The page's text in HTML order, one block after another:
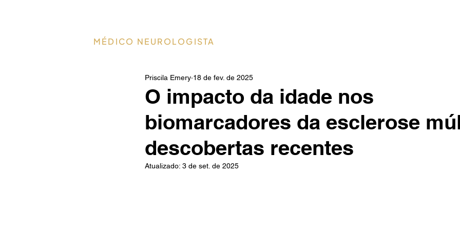
MÉDICO NEUROLOGISTA
O impacto da idade nos
biomarcadores da esclerose
descobertas recentes
Priscila Emery 18 de fev. de 2025
Atualizado: 3 de set. de 2025